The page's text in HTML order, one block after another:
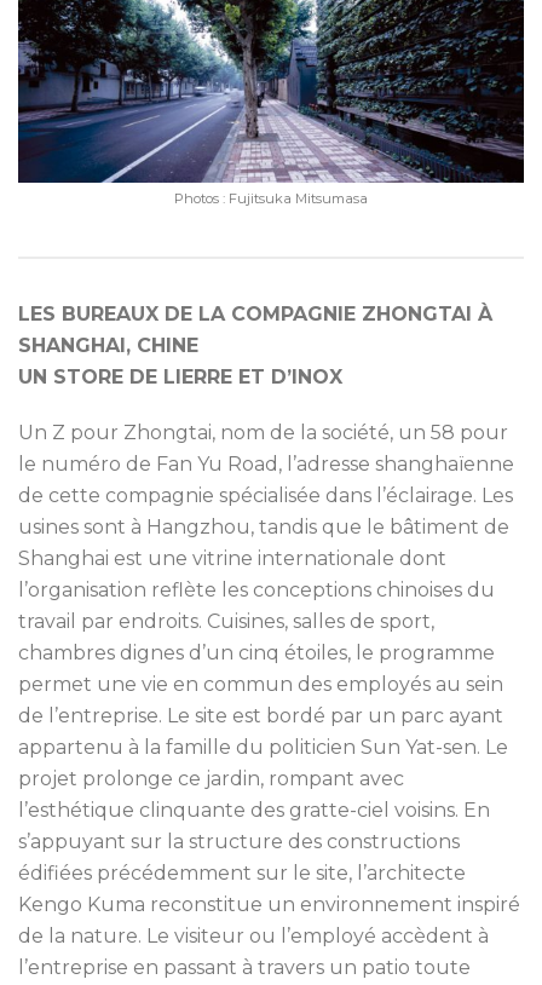
Photos : Fujitsuka Mitsumasa
LES BUREAUX DE LA COMPAGNIE ZHONGTAI À
SHANGHAI, CHINE
UN STORE DE LIERRE ET D’INOX
Un Z pour Zhongtai, nom de la société, un 58 pour
le numéro de Fan Yu Road, l’adresse shanghaïenne
de cette compagnie spécialisée dans l’éclairage. Les
usines sont à Hangzhou, tandis que le bâtiment de
Shanghai est une vitrine internationale dont
l’organisation reflète les conceptions chinoises du
travail par endroits. Cuisines, salles de sport,
chambres dignes d’un cinq étoiles, le programme
permet une vie en commun des employés au sein
de l’entreprise. Le site est bordé par un parc ayant
appartenu à la famille du politicien Sun Yat-sen. Le
projet prolonge ce jardin, rompant avec
l’esthétique clinquante des gratte-ciel voisins. En
s’appuyant sur la structure des constructions
édifiées précédemment sur le site, l’architecte
Kengo Kuma reconstitue un environnement inspiré
de la nature. Le visiteur ou l’employé accèdent à
l’entreprise en passant à travers un patio toute